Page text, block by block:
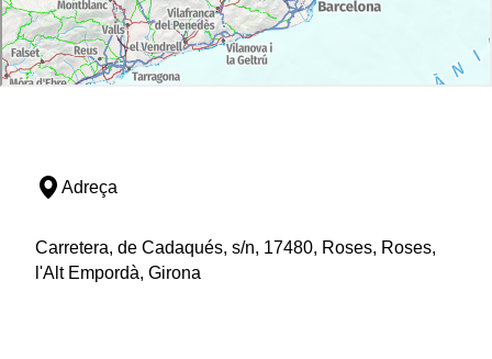
Adreça
Carretera, de Cadaqués, s/n, 17480, Roses, Roses,
l'Alt Empordà, Girona